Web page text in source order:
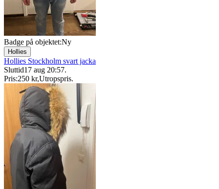
Badge på objektet:Ny
Hollies
Hollies Stockholm svart jacka
Sluttid17 aug 20:57.
Pris:250 kr,Utropspris.